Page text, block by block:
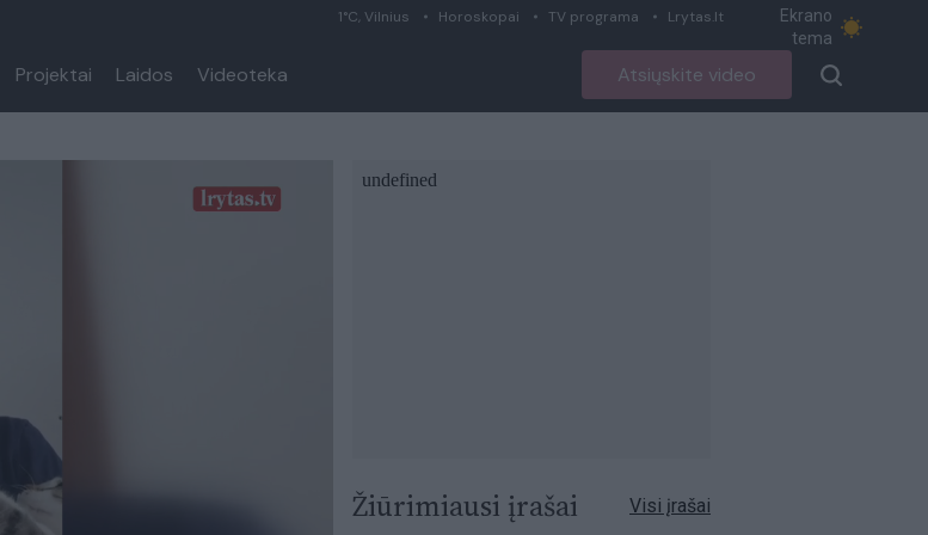
1°C, Vilnius Horoskopai TV programa Lrytas.lt
Ekrano
tema
Projektai Laidos Videoteka Atsiųskite video
Žiūrimiausi įrašai Visi įrašai